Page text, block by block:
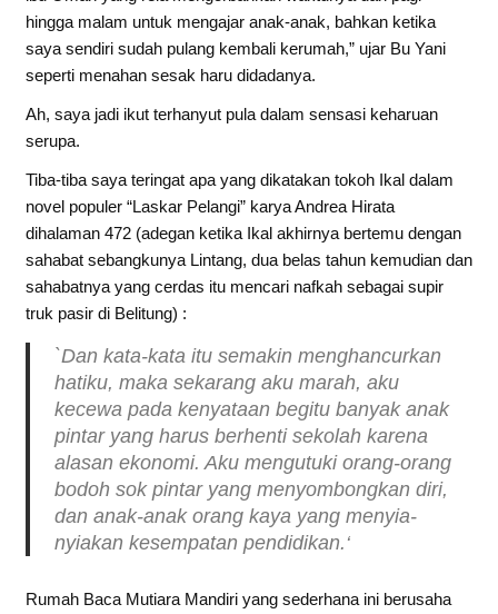
hingga malam untuk mengajar anak-anak, bahkan ketika
saya sendiri sudah pulang kembali kerumah,” ujar Bu Yani
seperti menahan sesak haru didadanya.
Ah, saya jadi ikut terhanyut pula dalam sensasi keharuan
serupa.
Tiba-tiba saya teringat apa yang dikatakan tokoh Ikal dalam
novel populer “Laskar Pelangi” karya Andrea Hirata
dihalaman 472 (adegan ketika Ikal akhirnya bertemu dengan
sahabat sebangkunya Lintang, dua belas tahun kemudian dan
sahabatnya yang cerdas itu mencari nafkah sebagai supir
truk pasir di Belitung) :
`Dan kata-kata itu semakin menghancurkan
hatiku, maka sekarang aku marah, aku
kecewa pada kenyataan begitu banyak anak
pintar yang harus berhenti sekolah karena
alasan ekonomi. Aku mengutuki orang-orang
bodoh sok pintar yang menyombongkan diri,
dan anak-anak orang kaya yang menyia-
nyiakan kesempatan pendidikan.‘
Rumah Baca Mutiara Mandiri yang sederhana ini berusaha